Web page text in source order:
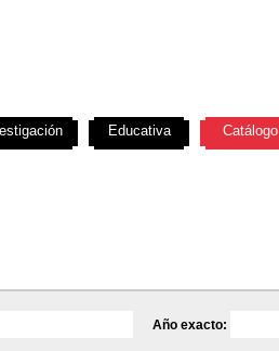
Año exacto:
Educativa Catálogo